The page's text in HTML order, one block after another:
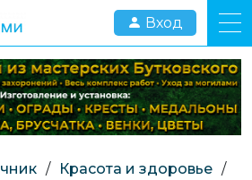
Вход
/ Красота и здоровье /